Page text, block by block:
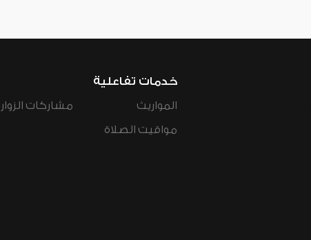
خدمات تفاعلية
المواريث
مواقيت الصلاة
مشاركات الزوار